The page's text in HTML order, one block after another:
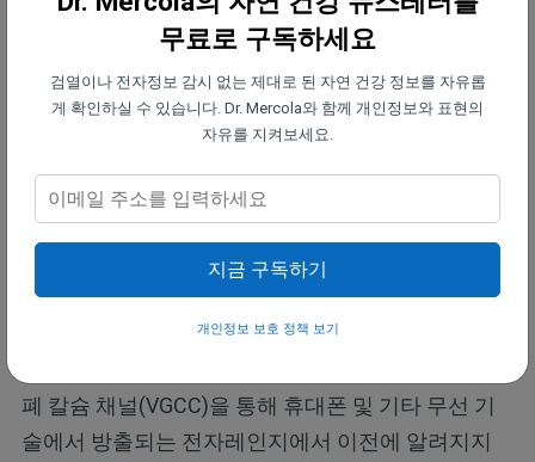
들자면 그렇습니다.
노출은 유리기 손상으로 인한 심각한 미토콘드리아
기능 장애를 유발합니다. 뇌에 만성 전자기장 노출로
증, 자폐증과 같은 만성 질환이 있습니다.
병태생리학지(Pathophysiology)에 발표된 연구에 따
르면 자폐증은 전자기장 및 무선 주파수 노출의 영향
과 유사한 생물학적 장애와 연관될 수 있습니다. 마틴
폐 칼슘 채널(VGCC)을 통해 휴대폰 및 기타 무선 기
술에서 방출되는 전자레인지에서 이전에 알려지지
무료로 구독하세요
검열이나 전자정보 감시 없는 제대로 된 자연 건강 정보를 자유롭
게 확인하실 수 있습니다. Dr. Mercola와 함께 개인정보와 표현의
자유를 지켜보세요.
지금 구독하기
개인정보 보호 정책 보기